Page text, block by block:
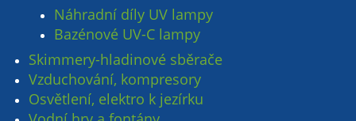
Náhradní díly UV lampy
Bazénové UV-C lampy
Skimmery-hladinové sběrače
Vzduchování, kompresory
Osvětlení, elektro k jezírku